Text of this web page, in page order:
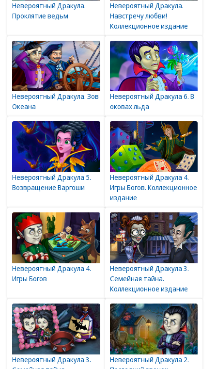
Невероятный Дракула.
Проклятие ведьм
Невероятный Дракула.
Навстречу любви!
Коллекционное издание
Невероятный Дракула. Зов
Океана
Невероятный Дракула 6. В
оковах льда
Невероятный Дракула 5.
Возвращение Варгоши
Невероятный Дракула 4.
Игры Богов. Коллекционное
издание
Невероятный Дракула 4.
Игры Богов
Невероятный Дракула 3.
Семейная тайна.
Коллекционное издание
Невероятный Дракула 3.
Невероятный Дракула 2.